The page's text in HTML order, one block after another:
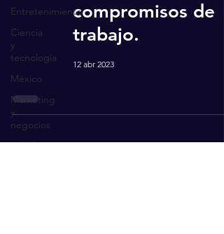
Entretenimiento
Ciencia
y
tecnología
México
Marketing
y
negocios
Salud
compromisos de
trabajo.
12 abr 2023